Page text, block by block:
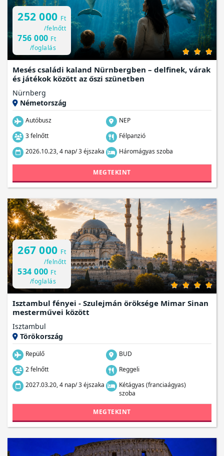
252 000 Ft
/felnőtt
756 000 Ft
/foglalás
Mesés családi kaland Nürnbergben – delfinek, várak
és játékok között az őszi szünetben
Nürnberg
Németország
Autóbusz
NEP
3 felnőtt
Félpanzió
2026.10.23, 4 nap/ 3 éjszaka
Háromágyas szoba
MEGTEKINT
267 000 Ft
/felnőtt
534 000 Ft
/foglalás
Isztambul fényei - Szulejmán öröksége Mimar Sinan
mesterművei között
Isztambul
Törökország
Repülő
BUD
2 felnőtt
Reggeli
2027.03.20, 4 nap/ 3 éjszaka
Kétágyas (franciaágyas)
szoba
MEGTEKINT